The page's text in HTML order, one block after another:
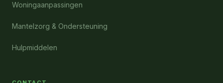
Woningaanpassingen
Mantelzorg & Ondersteuning
Hulpmiddelen